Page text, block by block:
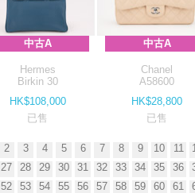
中古A
Hermes
Birkin 30
HK$108,000
已售
中古A
Chanel
A58600
HK$28,800
已售
2 3 4 5 6 7 8 9 10 11
27 28 29 30 31 32 33 34 35 36
52 53 54 55 56 57 58 59 60 61